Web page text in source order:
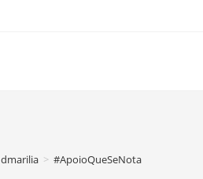
dmarilia > #ApoioQueSeNota